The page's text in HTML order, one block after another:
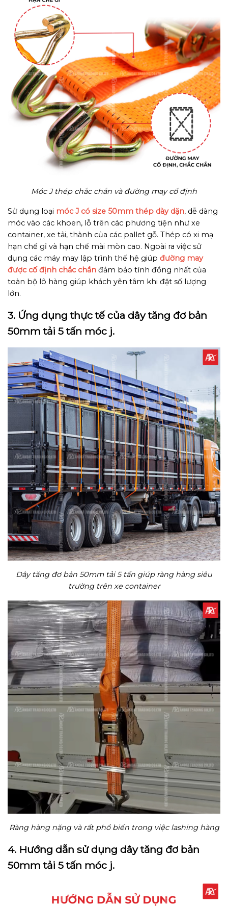
Móc J thép chắc chắn và đường may cố định
Sử dụng loại móc J có size 50mm thép dày dặn, dễ dàng
móc vào các khoen, lỗ trên các phương tiện như xe
container, xe tải, thành của các pallet gỗ. Thép có xi mạ
hạn chế gỉ và hạn chế mài mòn cao. Ngoài ra việc sử
dụng các máy may lập trình thế hệ giúp đường may
được cố định chắc chắn đảm bảo tính đồng nhất của
toàn bộ lô hàng giúp khách yên tâm khi đặt số lượng
lớn.
3. Ứng dụng thực tế của dây tăng đơ bản
50mm tải 5 tấn móc j.
Dây tăng đơ bản 50mm tải 5 tấn giúp ràng hàng siêu
trường trên xe container
Ràng hàng nặng và rất phổ biến trong việc lashing hàng
4. Hướng dẫn sử dụng dây tăng đơ bản
50mm tải 5 tấn móc j.